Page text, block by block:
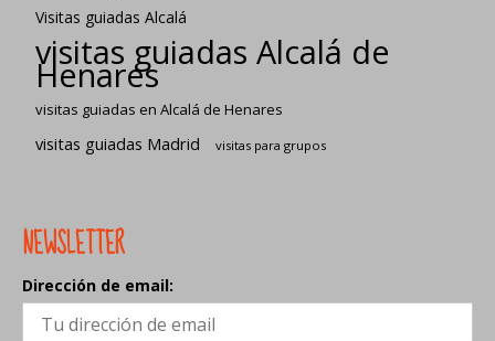
Visitas guiadas Alcalá
visitas guiadas Alcalá de
Henares
visitas guiadas en Alcalá de Henares
visitas guiadas Madrid visitas para grupos
NEWSLETTER
Dirección de email: